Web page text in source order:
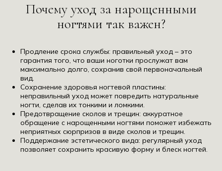
Почему уход за нарощенными
ногтями так важен?
Продление срока службы: правильный уход – это
гарантия того, что ваши ноготки прослужат вам
максимально долго, сохранив свой первоначальный
вид.
Сохранение здоровья ногтевой пластины:
неправильный уход может повредить натуральные
ногти, сделав их тонкими и ломкими.
Предотвращение сколов и трещин: аккуратное
обращение с нарощенными ногтями поможет избежать
неприятных сюрпризов в виде сколов и трещин.
Поддержание эстетического вида: регулярный уход
позволяет сохранить красивую форму и блеск ногтей.